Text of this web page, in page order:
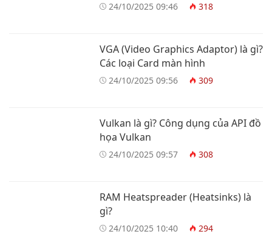
24/10/2025 09:46 318
VGA (Video Graphics Adaptor) là gì?
Các loại Card màn hình
24/10/2025 09:56 309
Vulkan là gì? Công dụng của API đồ
họa Vulkan
24/10/2025 09:57 308
RAM Heatspreader (Heatsinks) là
gì?
24/10/2025 10:40 294